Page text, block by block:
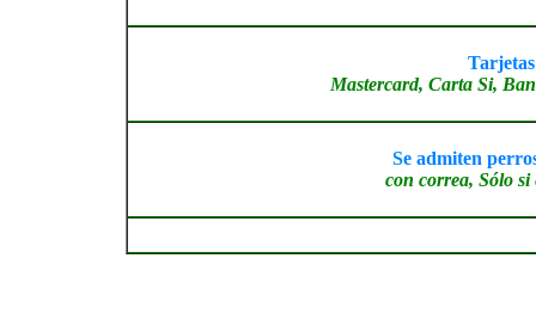
Mastercard, Carta Si,
Se admiten
con correa, Sólo si